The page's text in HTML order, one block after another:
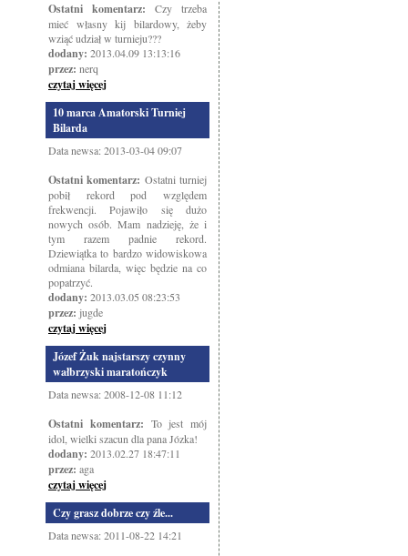
Ostatni komentarz: Czy trzeba
mieć własny kij bilardowy, żeby
wziąć udział w turnieju???
dodany: 2013.04.09 13:13:16
przez: nerq
czytaj więcej
10 marca Amatorski Turniej
Bilarda
Data newsa: 2013-03-04 09:07
Ostatni komentarz: Ostatni turniej
pobił rekord pod względem
frekwencji. Pojawiło się dużo
nowych osób. Mam nadzieję, że i
tym razem padnie rekord.
Dziewiątka to bardzo widowiskowa
odmiana bilarda, więc będzie na co
popatrzyć.
dodany: 2013.03.05 08:23:53
przez: jugde
czytaj więcej
Józef Żuk najstarszy czynny
wałbrzyski maratończyk
Data newsa: 2008-12-08 11:12
Ostatni komentarz: To jest mój
idol, wielki szacun dla pana Józka!
dodany: 2013.02.27 18:47:11
przez: aga
czytaj więcej
Czy grasz dobrze czy źle...
Data newsa: 2011-08-22 14:21